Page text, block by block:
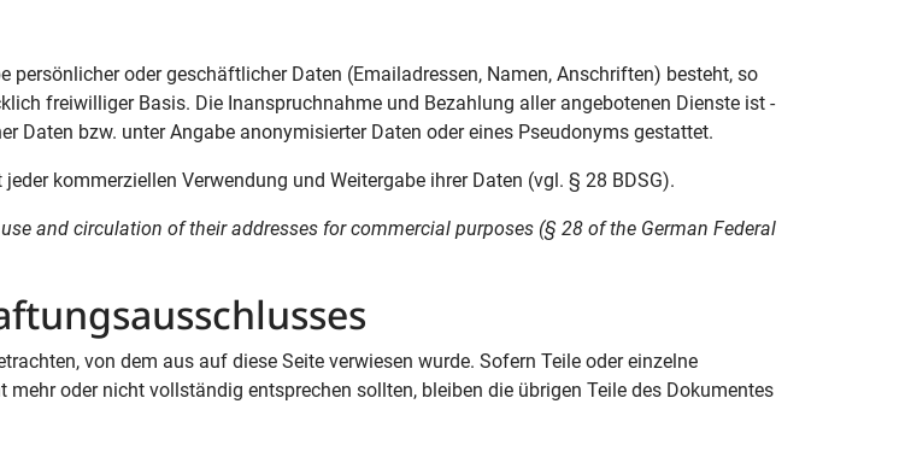
oder geschäftlicher Daten (Emailadressen, Namen, Anschriften) besteht, so
freiwilliger Basis. Die Inanspruchnahme und Bezahlung aller angebotenen Dienste ist -
Daten bzw. unter Angabe anonymisierter Daten oder eines Pseudonyms gestattet.
kommerziellen Verwendung und Weitergabe ihrer Daten (vgl. § 28 BDSG).
and circulation of their addresses for commercial purposes (§ 28 of the German Federal
von dem aus auf diese Seite verwiesen wurde. Sofern Teile oder einzelne
oder nicht vollständig entsprechen sollten, bleiben die übrigen Teile des Dokumentes